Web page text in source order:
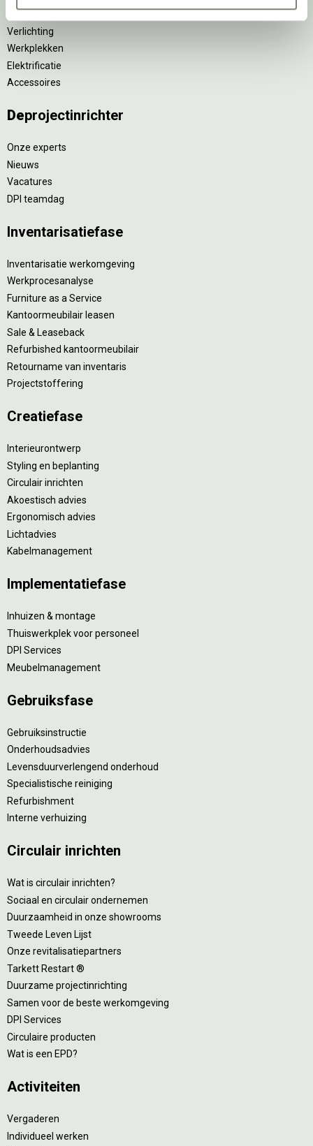
Tafels
Verlichting
Werkplekken
Elektrificatie
Accessoires
Deprojectinrichter
Onze experts
Nieuws
Vacatures
DPI teamdag
Inventarisatiefase
Inventarisatie werkomgeving
Werkprocesanalyse
Furniture as a Service
Kantoormeubilair leasen
Sale & Leaseback
Refurbished kantoormeubilair
Retourname van inventaris
Projectstoffering
Creatiefase
Interieurontwerp
Styling en beplanting
Circulair inrichten
Akoestisch advies
Ergonomisch advies
Lichtadvies
Kabelmanagement
Implementatiefase
Inhuizen & montage
Thuiswerkplek voor personeel
DPI Services
Meubelmanagement
Gebruiksfase
Gebruiksinstructie
Onderhoudsadvies
Levensduurverlengend onderhoud
Specialistische reiniging
Refurbishment
Interne verhuizing
Circulair inrichten
Wat is circulair inrichten?
Sociaal en circulair ondernemen
Duurzaamheid in onze showrooms
Tweede Leven Lijst
Onze revitalisatiepartners
Tarkett Restart ®
Duurzame projectinrichting
Samen voor de beste werkomgeving
DPI Services
Circulaire producten
Wat is een EPD?
Activiteiten
Vergaderen
Individueel werken